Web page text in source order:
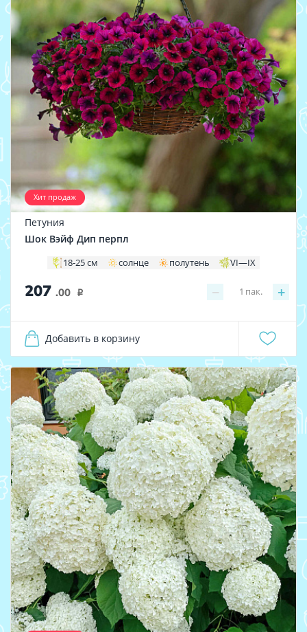
Хит продаж
Петуния
Шок Вэйф Дип перпл
18-25 см солнце полутень VI—IX
207 .00 i − +
1 пак.
Добавить в корзину